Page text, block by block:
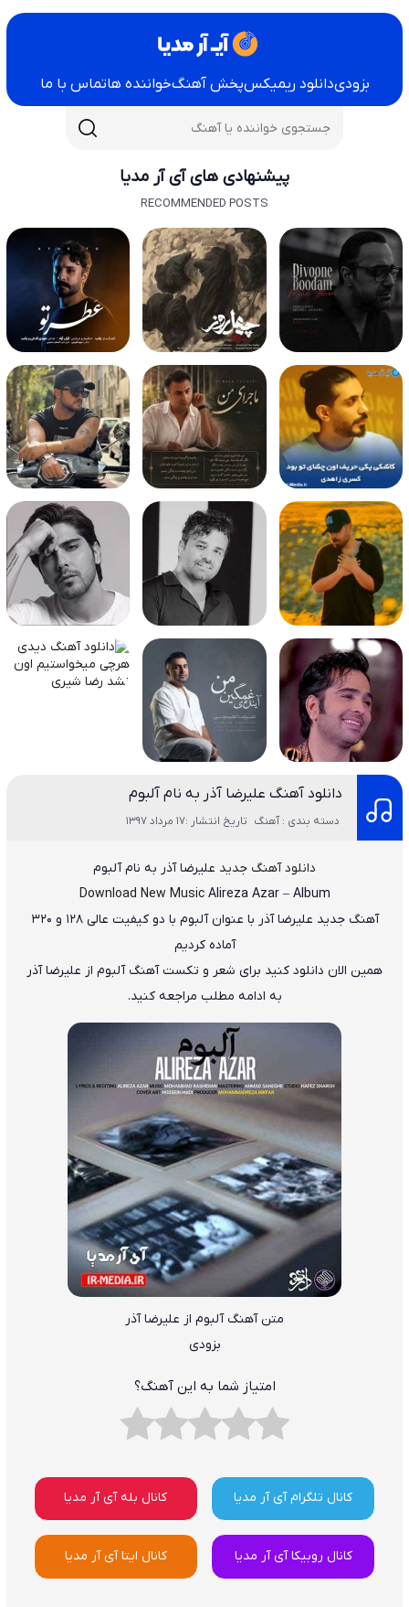
بزودیدانلود ریمیکسپخش آهنگخواننده هاتماس با ما
پیشنهادی های آی آر مدیا
RECOMMENDED POSTS
دانلود آهنگ علیرضا آذر به نام آلبوم
دسته بندی : آهنگ تاریخ انتشار :17 مرداد 1397
دانلود آهنگ جدید علیرضا آذر به نامآلبوم
Download New Music Alireza Azar– Album
آهنگ جدید علیرضا آذر با عنوانآلبوم
با دو کیفیت عالی ۱۲۸ و ۳۲۰
آماده کردیم
همین الان دانلود کنید برای شعر و تکست آهنگ آلبوم از علیرضا آذر
به ادامه مطلب مراجعه کنید.
متن آهنگ آلبوم از علیرضا آذر
بزودی
امتیاز شما به این آهنگ؟
کانال تلگرام آی آر مدیا کانال بله آی آر مدیا
کانال روبیکا آی آر مدیا کانال ایتا آی آر مدیا